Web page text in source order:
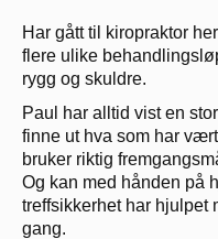
Har gått til kiropraktor
flere ulike
rygg og skuldre.
Paul har alltid vist en
finne ut hva som har
bruker riktig
Og kan med hånden på
treffsikkerhet har hjulpet
gang.